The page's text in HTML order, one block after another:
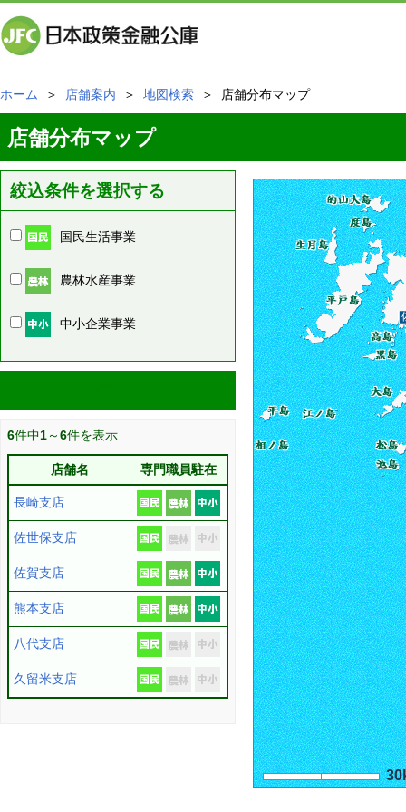
ホーム ＞ 店舗案内 ＞ 地図検索 ＞ 店舗分布マップ
店舗分布マップ
絞込条件を選択する
国民生活事業
農林水産事業
中小企業事業
6件中1～6件を表示
店舗名 専門職員駐在
長崎支店
佐世保支店
佐賀支店
熊本支店
八代支店
久留米支店